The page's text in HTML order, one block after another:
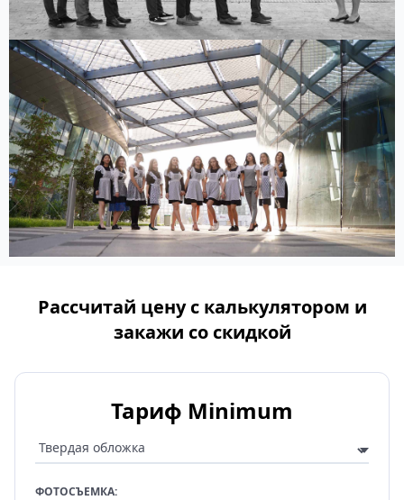
Рассчитай цену с калькулятором и
закажи со скидкой
Тариф Minimum
ФОТОСЪЕМКА: